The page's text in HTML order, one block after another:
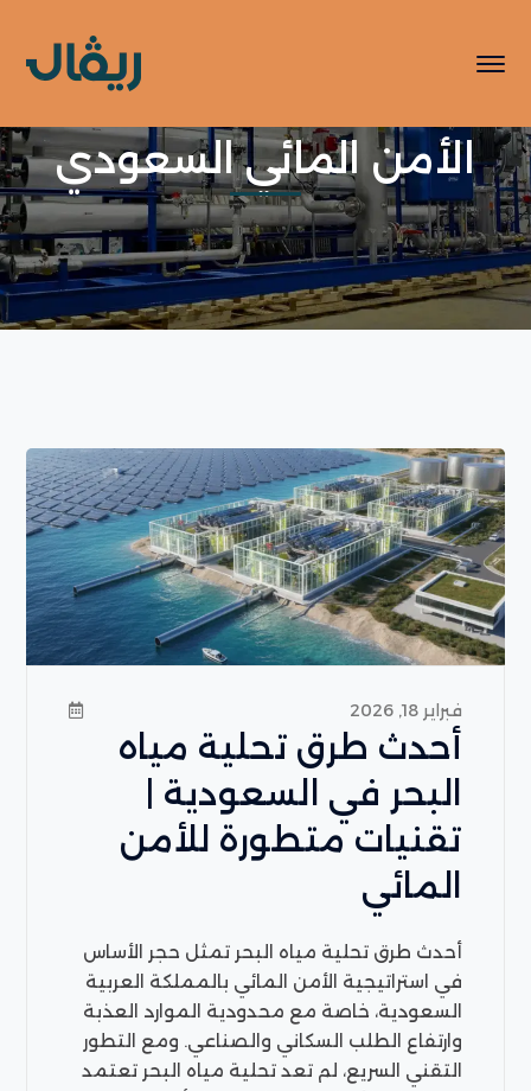
الأمن المائي السعودي
فبراير 18, 2026
أحدث طرق تحلية مياه
البحر في السعودية |
تقنيات متطورة للأمن
المائي
أحدث طرق تحلية مياه البحر تمثل حجر الأساس
في استراتيجية الأمن المائي بالمملكة العربية
السعودية، خاصة مع محدودية الموارد العذبة
وارتفاع الطلب السكاني والصناعي. ومع التطور
التقني السريع، لم تعد تحلية مياه البحر تعتمد